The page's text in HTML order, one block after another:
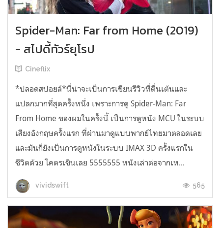
Spider-Man: Far from Home (2019)
- สไปดี้ทัวร์ยุโรป
Cineflix
*ปลอดสปอยล์*นี่น่าจะเป็นการเขียนรีวิวที่ตื่นเต้นและ
แปลกมากที่สุดครั้งหนึ่ง เพราะการดู Spider-Man: Far
From Home ของผมในครั้งนี้ เป็นการดูหนัง MCU ในระบบ
เสียงอังกฤษครั้งแรก ที่ผ่านมาดูแบบพากย์ไทยมาตลอดเลย
และมันก็ยังเป็นการดูหนังในระบบ IMAX 3D ครั้งแรกใน
ชีวิตด้วย โคตรเขินเลย 5555555 หนังเล่าต่อจากเห...
vividswift 565